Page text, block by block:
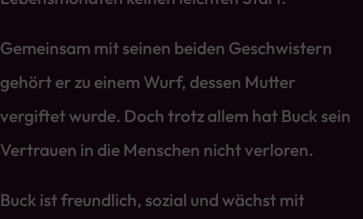
Gemeinsam mit seinen beiden Geschwistern
gehört er zu einem Wurf, dessen Mutter
vergiftet wurde. Doch trotz allem hat Buck sein
Vertrauen in die Menschen nicht verloren.
Buck ist freundlich, sozial und wächst mit